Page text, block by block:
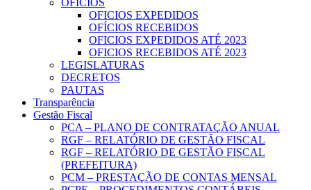
OFICIOS
OFICIOS EXPEDIDOS
OFÍCIOS RECEBIDOS
OFICIOS EXPEDIDOS ATÉ 2023
OFICIOS RECEBIDOS ATÉ 2023
LEGISLATURAS
DECRETOS
PAUTAS
Transparência
Gestão Fiscal
PCA – PLANO DE CONTRATAÇÃO ANUAL
RGF – RELATÓRIO DE GESTÃO FISCAL
RGF – RELATÓRIO DE GESTÃO FISCAL
(PREFEITURA)
PCM – PRESTAÇÃO DE CONTAS MENSAL